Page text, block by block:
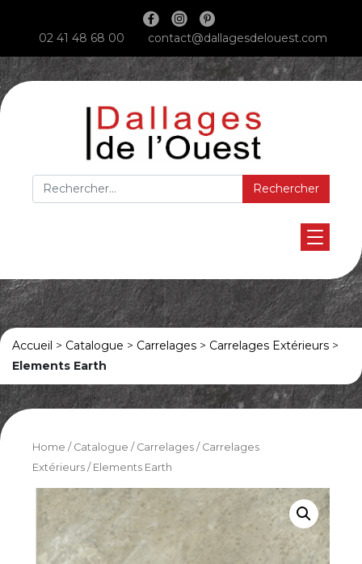
Main Navigation
02 41 48 68 00 contact@dallagesdelouest.com
Rechercher :
Accueil > Catalogue > Carrelages > Carrelages Extérieurs >
Elements Earth
Home / Catalogue / Carrelages / Carrelages
Extérieurs / Elements Earth